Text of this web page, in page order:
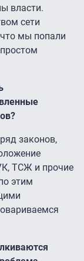
власти.
сети
мы попали
законов,
ТСЖ и прочие
этим